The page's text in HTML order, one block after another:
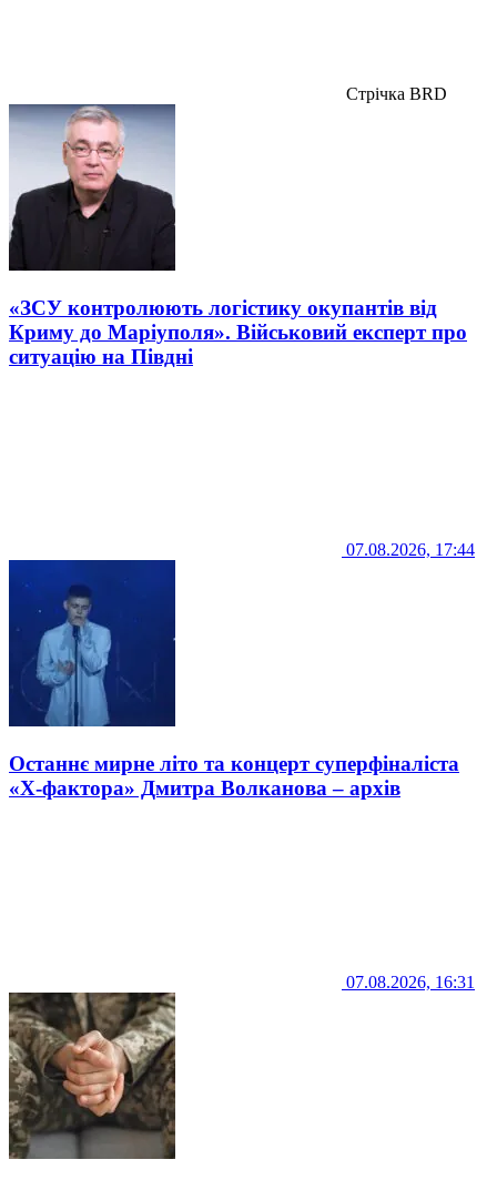
Стрічка BRD
«ЗСУ контролюють логістику окупантів від
Криму до Маріуполя». Військовий експерт про
ситуацію на Півдні
07.08.2026, 17:44
Останнє мирне літо та концерт суперфіналіста
«Х-фактора» Дмитра Волканова – архів
07.08.2026, 16:31